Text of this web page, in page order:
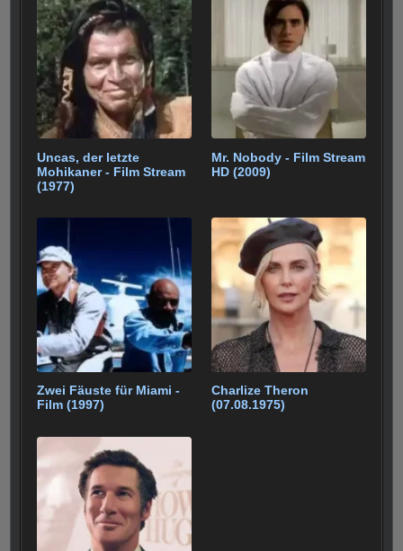
Uncas, der letzte
Mohikaner - Film Stream
(1977)
Mr. Nobody - Film Stream
HD (2009)
Zwei Fäuste für Miami -
Film (1997)
Charlize Theron
(07.08.1975)